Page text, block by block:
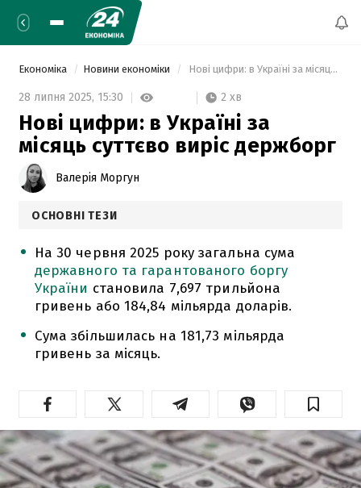
Економіка Новини економіки Нові цифри: в Україні за місяць суттєво виріс держборг
28 липня 2025, 15:30 2 хв
Нові цифри: в Україні за
місяць суттєво виріс держборг
Валерія Моргун
ОСНОВНІ ТЕЗИ
На 30 червня 2025 року загальна сума
державного та гарантованого боргу
України становила 7,697 трильйона
гривень або 184,84 мільярда доларів.
Сума збільшилась на 181,73 мільярда
гривень за місяць.